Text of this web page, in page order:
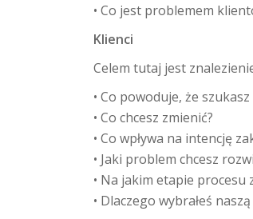
• Co jest problemem
Klienci
Celem tutaj jest
• Co powoduje, że
• Co chcesz zmienić?
• Co wpływa na intencję
• Jaki problem chcesz
• Na jakim etapie
• Dlaczego wybrałeś